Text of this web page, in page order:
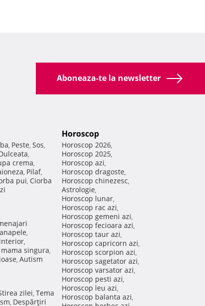
Aboneaza-te la newsletter
, Peste, Sos,
,
crema,
, Pilaf,
pui, Ciorba
,
,
singura,
, Autism
zilei, Tema
, Despărţiri
Horoscop
Horoscop 2026,
Horoscop 2025,
Horoscop azi,
Horoscop dragoste,
Horoscop chinezesc,
Astrologie,
Horoscop lunar,
Horoscop rac azi,
Horoscop gemeni azi,
Horoscop fecioara azi,
Horoscop taur azi,
Horoscop capricorn azi,
Horoscop scorpion azi,
Horoscop sagetator azi,
Horoscop varsator azi,
Horoscop pesti azi,
Horoscop leu azi,
Horoscop balanta azi,